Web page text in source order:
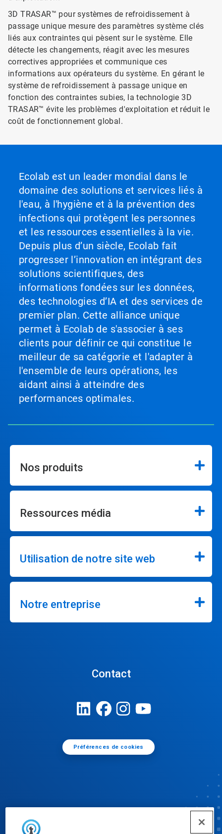
3D TRASAR™ pour systèmes de refroidissement à
passage unique mesure des paramètres système clés
liés aux contraintes qui pèsent sur le système. Elle
détecte les changements, réagit avec les mesures
correctives appropriées et communique ces
informations aux opérateurs du système. En gérant le
système de refroidissement à passage unique en
fonction des contraintes subies, la technologie 3D
TRASAR™ évite les problèmes d'exploitation et réduit le
coût de fonctionnement global.
Ecolab est un leader mondial dans le
domaine des solutions et services liés à
l'eau, à l'hygiène et à la prévention des
infections qui protègent les personnes
et les ressources essentielles à la vie.
Depuis plus d’un siècle, Ecolab fait
progresser l’innovation en intégrant des
solutions scientifiques, des
informations fondées sur les données,
des technologies d’IA et des services de
premier plan. Cette alliance unique
permet à Ecolab de s'associer à ses
clients pour définir ce qui constitue le
meilleur de sa catégorie et l'adapter à
l'ensemble de leurs opérations, les
aidant ainsi à atteindre des
performances optimales.
Nos produits
Ressources média
Utilisation de notre site web
Notre entreprise
Contact
Préférences de cookies